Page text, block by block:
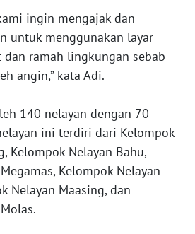
ingin mengajak dan
untuk menggunakan layar
ramah lingkungan sebab
angin,” kata Adi.
140 nelayan dengan 70
ini terdiri dari Kelompok
Kelompok Nelayan Bahu,
Kelompok Nelayan
Nelayan Maasing, dan